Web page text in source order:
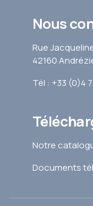
Nous
Rue
42160
Tél : +33 (0)4
Notre
Documents